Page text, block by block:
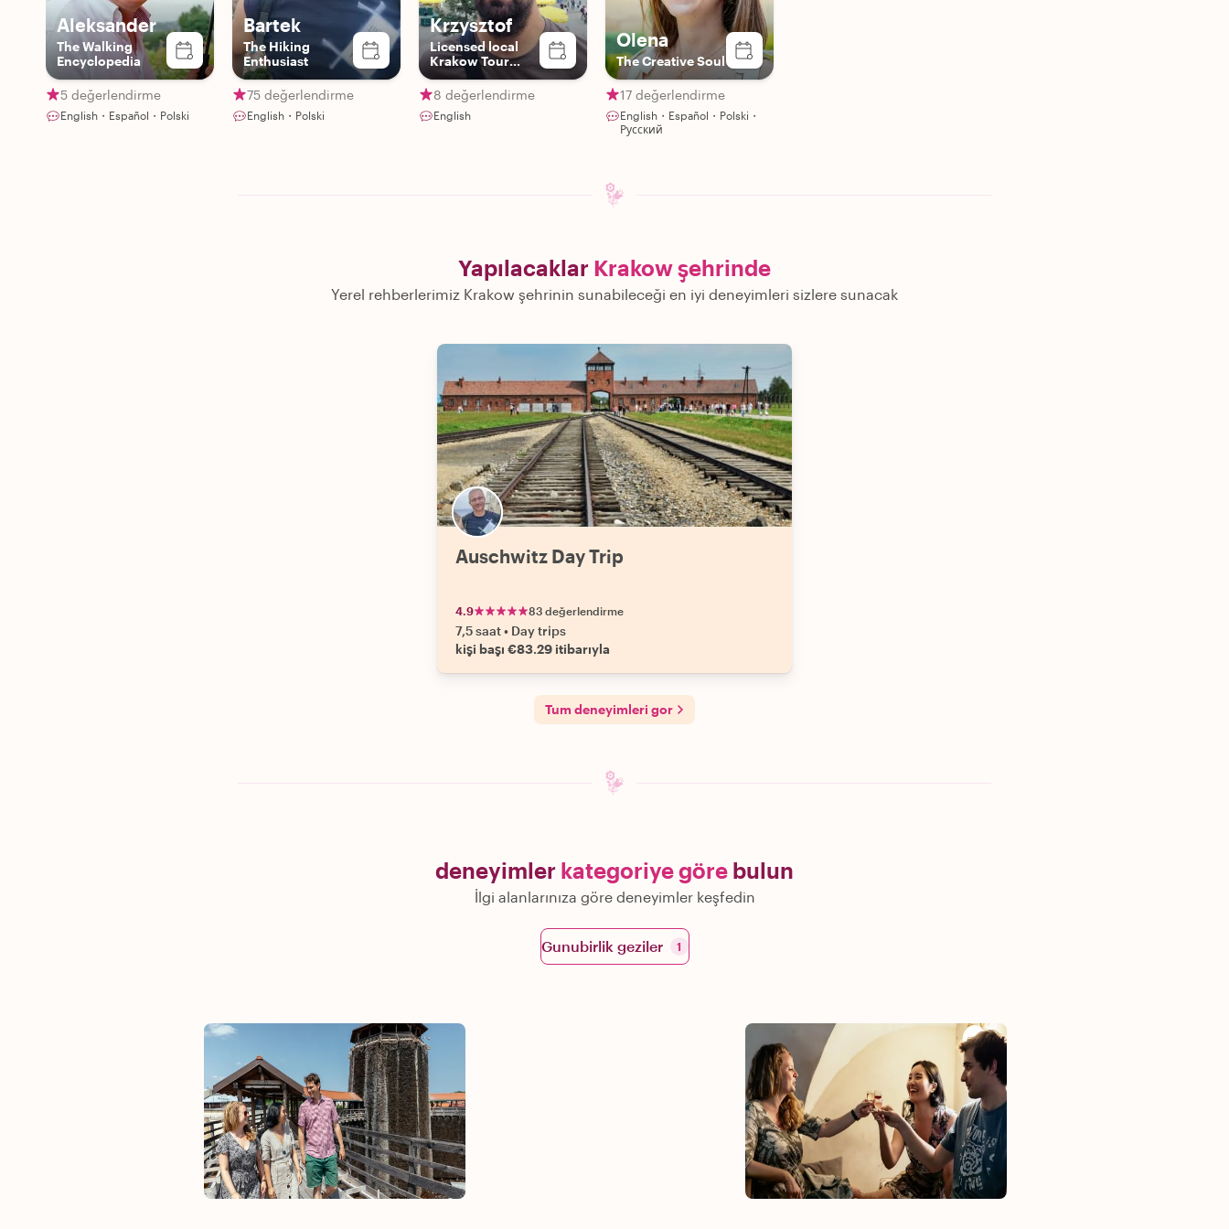
Aleksander
The Walking
Encyclopedia
5 değerlendirme
English・Español・Polski
Bartek
The Hiking
Enthusiast
75 değerlendirme
English・Polski
Krzysztof
Licensed local
Krakow Tour
Guide
8 değerlendirme
English
Olena
The Creative Soul
17 değerlendirme
English・Español・Polski・
Русский
Yapılacaklar Krakow şehrinde
Yerel rehberlerimiz Krakow şehrinin sunabileceği en iyi deneyimleri sizlere sunacak
Auschwitz Day Trip
4.9 83 değerlendirme
7,5 saat• Day trips
kişi başı €83.29 itibarıyla
Tum deneyimleri gor
deneyimler kategoriye göre bulun
İlgi alanlarınıza göre deneyimler keşfedin
Gunubirlik geziler 1